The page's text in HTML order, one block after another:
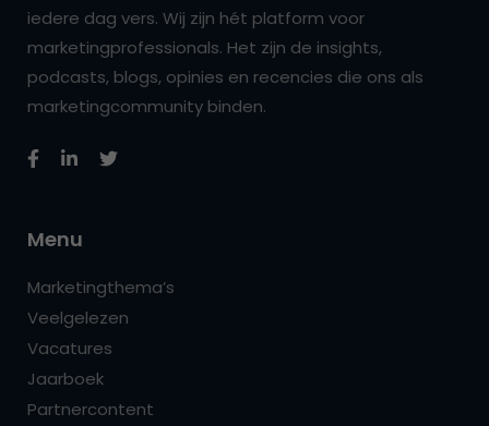
iedere dag vers. Wij zijn hét platform voor
marketingprofessionals. Het zijn de insights,
podcasts, blogs, opinies en recencies die ons als
marketingcommunity binden.
Menu
Marketingthema’s
Veelgelezen
Vacatures
Jaarboek
Partnercontent